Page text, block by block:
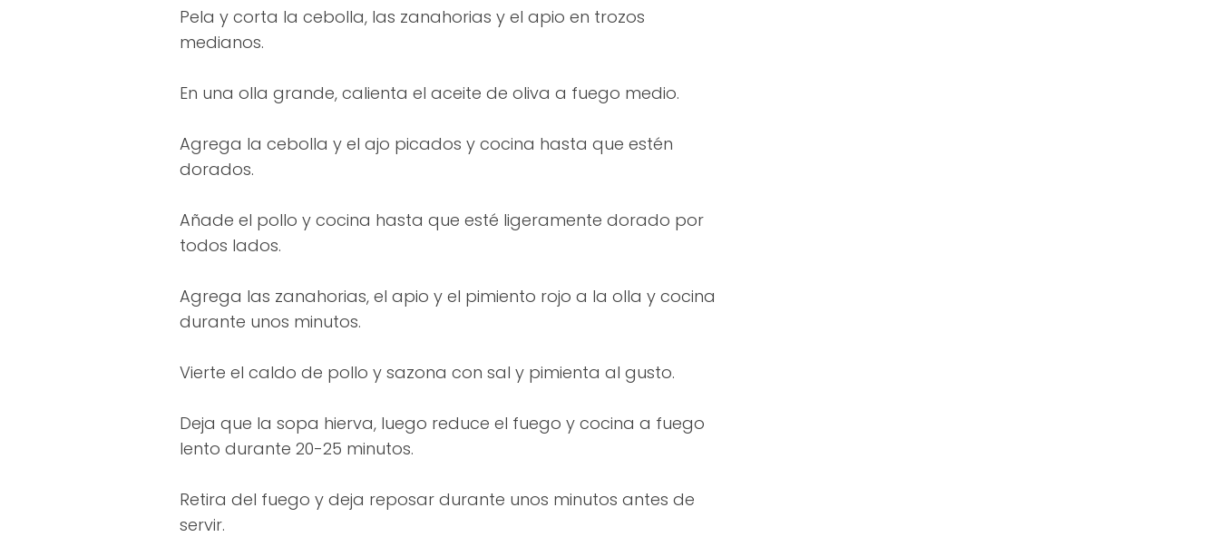
Pela y corta la cebolla, las zanahorias y el apio en trozos
medianos.
En una olla grande, calienta el aceite de oliva a fuego medio.
Agrega la cebolla y el ajo picados y cocina hasta que estén
dorados.
Añade el pollo y cocina hasta que esté ligeramente dorado por
todos lados.
Agrega las zanahorias, el apio y el pimiento rojo a la olla y cocina
durante unos minutos.
Vierte el caldo de pollo y sazona con sal y pimienta al gusto.
Deja que la sopa hierva, luego reduce el fuego y cocina a fuego
lento durante 20-25 minutos.
Retira del fuego y deja reposar durante unos minutos antes de
servir.